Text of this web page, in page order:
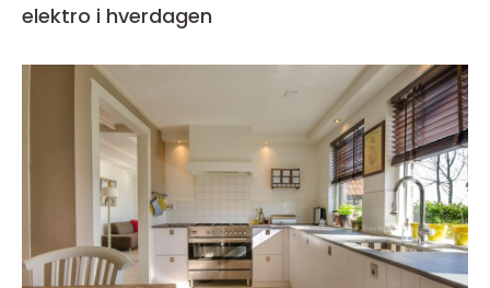
elektro i hverdagen